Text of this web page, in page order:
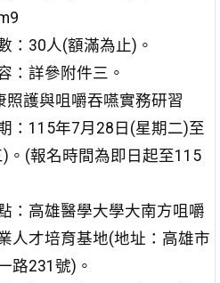
：30人(額滿為止)。
：詳參附件三。
照護與咀嚼吞嚥實務研習
：115年7月28日(星期二)至
。(報名時間為即日起至115
：高雄醫學大學大南方咀嚼
人才培育基地(地址：高雄市
路231號)。